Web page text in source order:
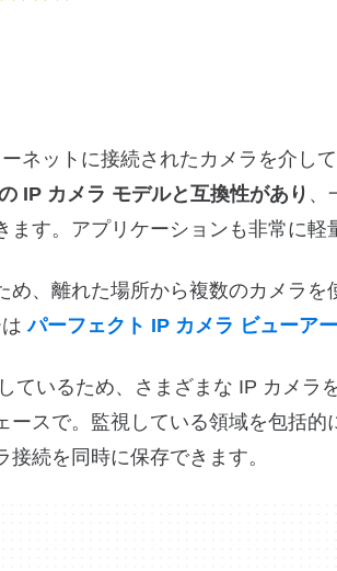
ネットに接続されたカメラを介し
IP カメラ モデルと互換性があり 、
す。アプリケーションも非常に軽
め、離れた場所から複数のカメラ
はパーフェクト IP カメラ ビューアー
ているため、さまざまな IP カメラ
ースで。監視している領域を包括
続を同時に保存できます。